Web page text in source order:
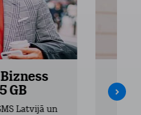
GB
Latvijā un